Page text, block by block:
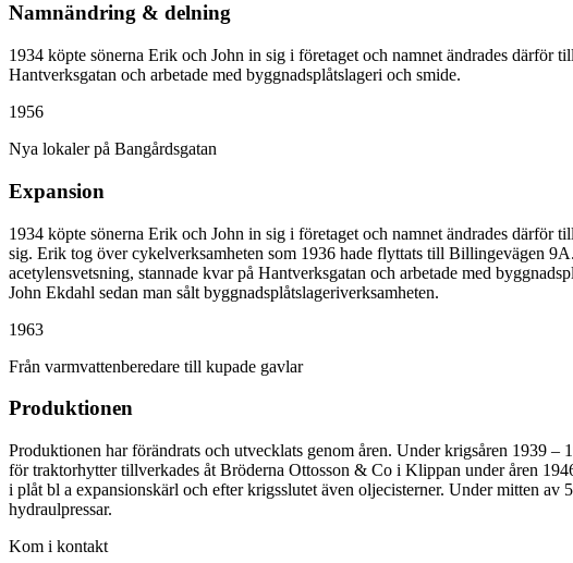
Namnändring & delning
1934 köpte sönerna Erik och John in sig i företaget och namnet ändrades därför
Hantverksgatan och arbetade med byggnadsplåtslageri och smide.
1956
Nya lokaler på Bangårdsgatan
Expansion
1934 köpte sönerna Erik och John in sig i företaget och namnet ändrades
sig. Erik tog över cykelverksamheten som 1936 hade flyttats till Billingevägen
acetylensvetsning, stannade kvar på Hantverksgatan och arbetade med
John Ekdahl sedan man sålt byggnadsplåtslageriverksamheten.
1963
Från varmvattenberedare till kupade gavlar
Produktionen
Produktionen har förändrats och utvecklats genom åren. Under krigsåren 1939
för traktorhytter tillverkades åt Bröderna Ottosson & Co i Klippan under åren
i plåt bl a expansionskärl och efter krigsslutet även oljecisterner. Under mitten
hydraulpressar.
Kom i kontakt